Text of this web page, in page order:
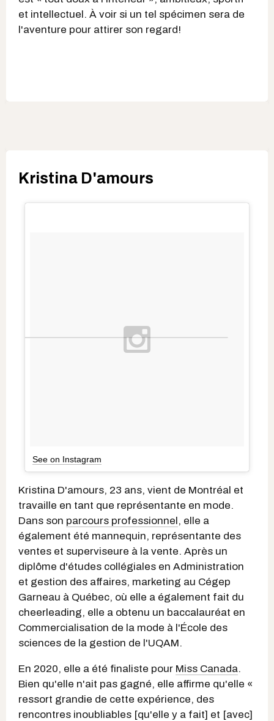
et intellectuel. À voir si un tel spécimen sera de
l'aventure pour attirer son regard!
Kristina D'amours
See on Instagram
Kristina D'amours, 23 ans, vient de Montréal et
travaille en tant que représentante en mode.
Dans son parcours professionnel, elle a
également été mannequin, représentante des
ventes et superviseure à la vente. Après un
diplôme d'études collégiales en Administration
et gestion des affaires, marketing au Cégep
Garneau à Québec, où elle a également fait du
cheerleading, elle a obtenu un baccalauréat en
Commercialisation de la mode à l'École des
sciences de la gestion de l'UQAM.
En 2020, elle a été finaliste pour Miss Canada.
Bien qu'elle n'ait pas gagné, elle affirme qu'elle «
ressort grandie de cette expérience, des
rencontres inoubliables [qu'elle y a fait] et [avec]